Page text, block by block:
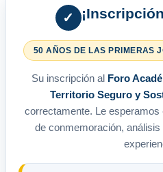
✓
50 AÑOS DE LAS PRIMERAS
Su inscripción al Foro
Territorio Seguro y
correctamente. Le
de conmemoración,